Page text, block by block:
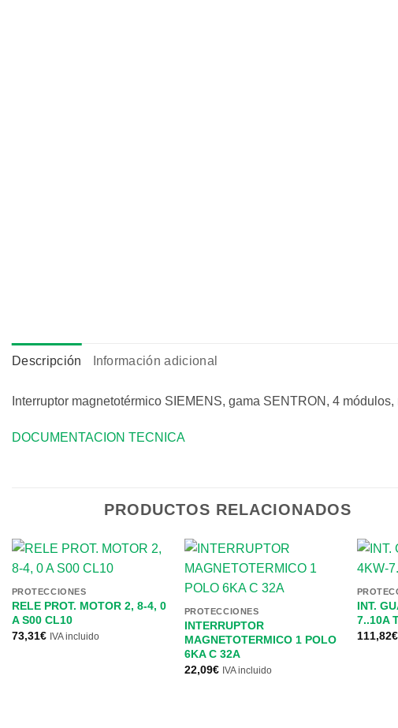
Descripción Información adicional
Interruptor magnetotérmico SIEMENS, gama SENTRON, 4
DOCUMENTACION TECNICA
PRODUCTOS RELACIONADOS
PROTECCIONES
RELE PROT. MOTOR 2, 8-4, 0
A S00 CL10
73,31€ IVA incluido
PROTECCIONES
INTERRUPTOR
MAGNETOTERMICO 1 POLO
6KA C 32A
22,09€ IVA incluido
INT.
7..10A
111,82€